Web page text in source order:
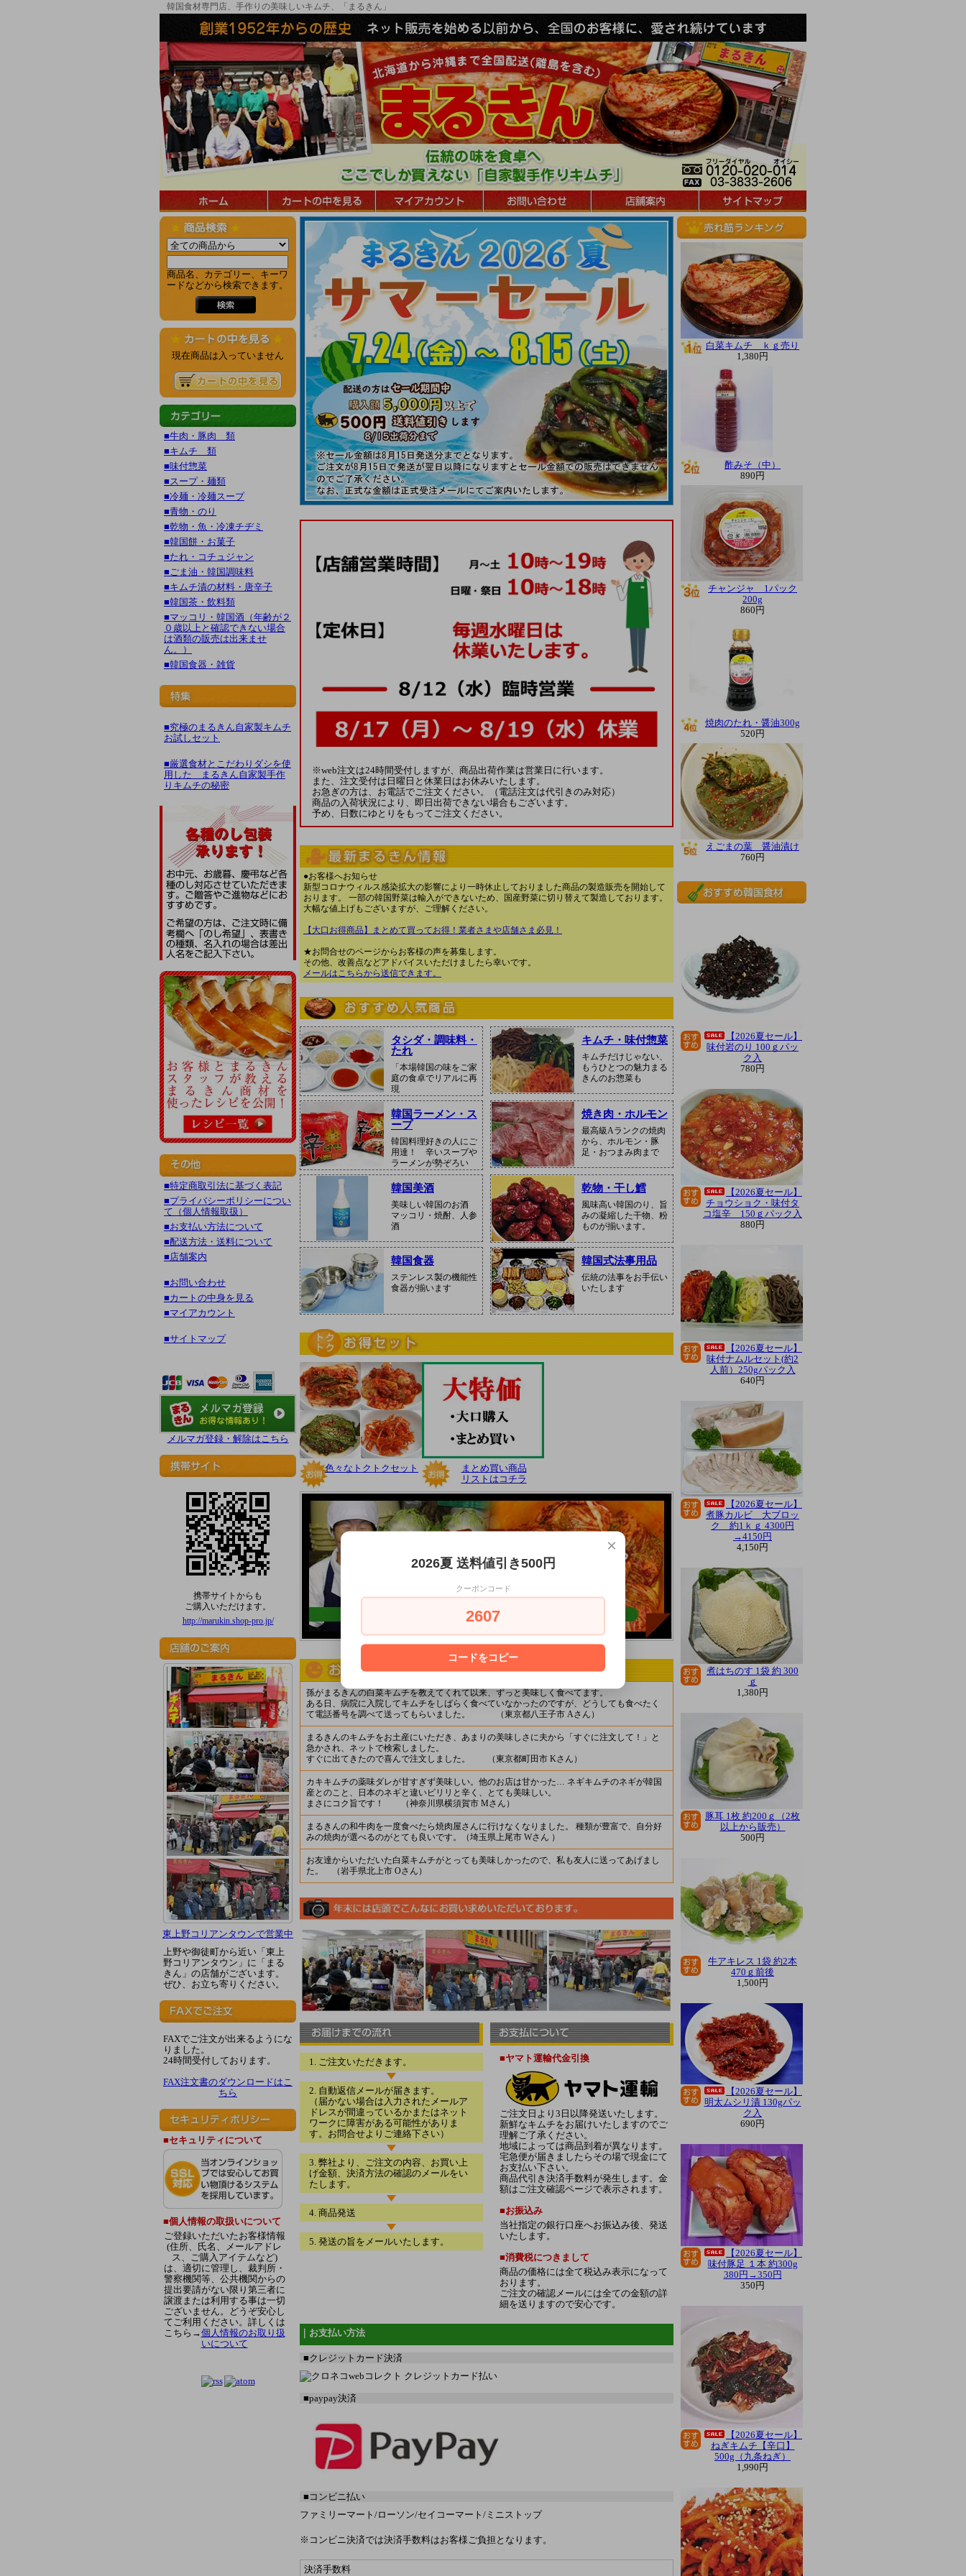
韓国食材専門店、手作りの美味しいキムチ、「まるきん」
※web注文は24時間受付しますが、商品出荷作業は営業日に行います。
また、注文受付は日曜日と休業日はお休みいたします。
お急ぎの方は、お電話でご注文ください。（電話注文は代引きのみ対応）
商品の入荷状況により、即日出荷できない場合もございます。
予め、日数にゆとりをもってご注文ください。
●お客様へお知らせ
新型コロナウィルス感染拡大の影響により一時休止しておりました商品の製造販売を開始して
おります。 一部の韓国野菜は輸入ができないため、国産野菜に切り替えて製造しております。
大幅な値上げもございますが、ご理解ください。
【大口お得商品】まとめて買ってお得！業者さまや店舗さま必見！
★お問合せのページからお客様の声を募集します。
その他、改善点などアドバイスいただけましたら幸いです。
メールはこちらから送信できます。
タシダ・調味料・
たれ
「本場韓国の味をご家
庭の食卓でリアルに再
現
キムチ・味付惣菜
キムチだけじゃない、
もうひとつの魅力まる
きんのお惣菜も
韓国ラーメン・ス
ープ
韓国料理好きの人にご
用達！ 辛いスープや
ラーメンが勢ぞろい
焼き肉・ホルモン
最高級Aランクの焼肉
から、ホルモン・豚
足・おつまみ肉まで
韓国美酒
美味しい韓国のお酒
マッコリ・焼酎、人参
酒
乾物・干し鱈
風味高い韓国のり、旨
みの凝縮した干物、粉
ものが揃います。
韓国食器
ステンレス製の機能性
食器が揃います
韓国式法事用品
伝統の法事をお手伝い
いたします
色々なトクトクセット
まとめ買い商品
リストはコチラ
孫がまるきんの白菜キムチを教えてくれて以来、ずっと美味しく食べてます。
ある日、病院に入院してキムチをしばらく食べていなかったのですが、どうしても食べたく
て電話番号を調べて送ってもらいました。 （東京都八王子市 Aさん）
まるきんのキムチをお土産にいただき、あまりの美味しさに夫から「すぐに注文して！」と
急かされ、ネットで検索しました。
すぐに出てきたので喜んで注文しました。 （東京都町田市 Kさん）
カキキムチの薬味ダレが甘すぎず美味しい。他のお店は甘かった… ネギキムチのネギが韓国
産とのこと、日本のネギと違いピリリと辛く、とても美味しい。
まさにコク旨です！ （神奈川県横須賀市 Mさん）
まるきんの和牛肉を一度食べたら焼肉屋さんに行けなくなりました。 種類が豊富で、自分好
みの焼肉が選べるのがとても良いです。（埼玉県上尾市 Wさん ）
お友達からいただいた白菜キムチがとっても美味しかったので、私も友人に送ってあげまし
た。 （岩手県北上市 Oさん）
1. ご注文いただきます。
2. 自動返信メールが届きます。
（届かない場合は入力されたメールア
ドレスが間違っているかまたはネット
ワークに障害がある可能性がありま
す。お問合せよりご連絡下さい）
3. 弊社より、ご注文の内容、お買い上
げ金額、決済方法の確認のメールをい
たします。
4. 商品発送
5. 発送の旨をメールいたします。
■ヤマト運輸代金引換
ご注文日より3日以降発送いたします。
新鮮なキムチをお届けいたしますのでご
理解ご了承ください。
地域によっては商品到着が異なります。
宅急便が届きましたらその場で現金にて
お支払い下さい。
商品代引き決済手数料が発生します。金
額はご注文確認ページで表示されます。
■お振込み
当社指定の銀行口座へお振込み後、発送
いたします。
■消費税につきまして
商品の価格には全て税込み表示になって
おります。
ご注文の確認メールには全ての金額の詳
細を送りますので安心です。
｜お支払い方法
■クレジットカード決済
■paypay決済
■コンビニ払い
ファミリーマート/ローソン/セイコーマート/ミニストップ
※コンビニ決済では決済手数料はお客様ご負担となります。
決済手数料
商品名、カテゴリー、キーワ
ードなどから検索できます。
現在商品は入っていません
■牛肉・豚肉 類
■キムチ 類
■味付惣菜
■スープ・麺類
■冷麺・冷麺スープ
■青物・のり
■乾物・魚・冷凍チヂミ
■韓国餅・お菓子
■たれ・コチュジャン
■ごま油・韓国調味料
■キムチ漬の材料・唐辛子
■韓国茶・飲料類
■マッコリ・韓国酒（年齢が２
０歳以上と確認できない場合
は酒類の販売は出来ませ
ん。）
■韓国食器・雑貨
■究極のまるきん自家製キムチ
お試しセット
■厳選食材とこだわりダシを使
用した まるきん自家製手作
りキムチの秘密
■特定商取引法に基づく表記
■プライバシーポリシーについ
て（個人情報取扱）
■お支払い方法について
■配送方法・送料について
■店舗案内
■お問い合わせ
■カートの中身を見る
■マイアカウント
■サイトマップ
メルマガ登録・解除はこちら
携帯サイトからも
ご購入いただけます。
http://marukin.shop-pro.jp/
東上野コリアンタウンで営業中
上野や御徒町から近い「東上
野コリアンタウン」に「まる
きん」の店舗がございます。
ぜひ、お立ち寄りください。
FAXでご注文が出来るようにな
りました。
24時間受付しております。
FAX注文書のダウンロードはこ
ちら
■セキュリティについて
■個人情報の取扱いについて
ご登録いただいたお客様情報
(住所、氏名、メールアドレ
ス、ご購入アイテムなど)
は、適切に管理し、裁判所・
警察機関等、公共機関からの
提出要請がない限り第三者に
譲渡または利用する事は一切
ございません。どうぞ安心し
てご利用ください。詳しくは
こちら→個人情報のお取り扱
いについて
白菜キムチ ｋｇ売り
1,380円
酢みそ（中）
890円
チャンジャ 1パック
200g
860円
焼肉のたれ・醤油300g
520円
えごまの葉 醤油漬け
760円
【2026夏セール】
味付岩のり 100ｇパッ
ク入
780円
【2026夏セール】
チョウショク・味付タ
コ塩辛 150ｇパック入
880円
【2026夏セール】
味付ナムルセット(約2
人前）250gパック入
640円
【2026夏セール】
煮豚カルビ 大ブロッ
ク 約1ｋｇ 4300円
→4150円
4,150円
煮はちのす 1袋 約 300
ｇ
1,380円
豚耳 1枚 約200ｇ（2枚
以上から販売）
500円
牛アキレス 1袋 約2本
470ｇ前後
1,500円
【2026夏セール】
明太ムシリ漬 130gパッ
ク入
690円
【2026夏セール】
味付豚足 １本 約300g
380円→350円
350円
【2026夏セール】
ねぎキムチ【辛口】
500g（九条ねぎ）
1,990円
×
2026夏 送料値引き500円
クーポンコード
2607
コードをコピー